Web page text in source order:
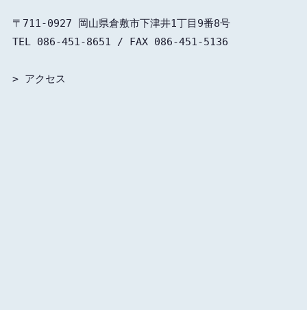
〒711-0927 岡山県倉敷市下津井1丁目9番8号
TEL 086-451-8651 / FAX 086-451-5136
> アクセス